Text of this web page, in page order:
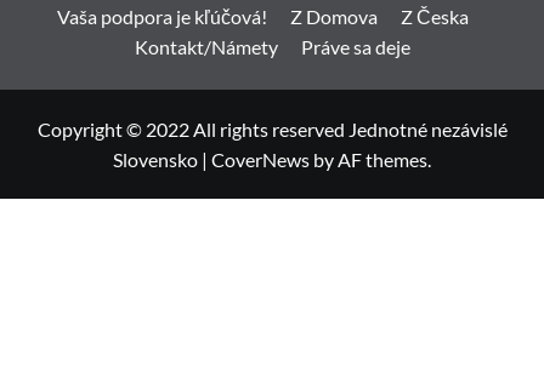
Vaša podpora je kľúčová!
Z Domova
Z Česka
Kontakt/Námety
Práve sa deje
Copyright © 2022 All rights reserved Jednotné nezávislé
Slovensko | CoverNews by AF themes.